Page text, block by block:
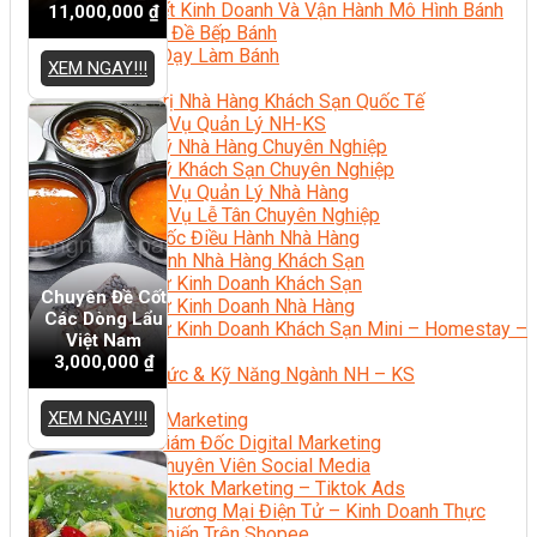
Bí Quyết Kinh Doanh Và Vận Hành Mô Hình Bánh
Chuyên Đề Bếp Bánh
Video Dạy Làm Bánh
Quản Trị NHKS
Quản Trị Nhà Hàng Khách Sạn Quốc Tế
Nghiệp Vụ Quản Lý NH-KS
Quản Lý Nhà Hàng Chuyên Nghiệp
Quản Lý Khách Sạn Chuyên Nghiệp
Nghiệp Vụ Quản Lý Nhà Hàng
Nghiệp Vụ Lễ Tân Chuyên Nghiệp
Giám Đốc Điều Hành Nhà Hàng
Tiếng Anh Nhà Hàng Khách Sạn
Khởi Sự Kinh Doanh Khách Sạn
Khởi Sự Kinh Doanh Nhà Hàng
Khởi Sự Kinh Doanh Khách Sạn Mini – Homestay –
AirBnB
Kiến Thức & Kỹ Năng Ngành NH – KS
Marketing
Digital Marketing
Giám Đốc Digital Marketing
Chuyên Viên Social Media
Tiktok Marketing – Tiktok Ads
Thương Mại Điện Tử – Kinh Doanh Thực
11,000,000 ₫
XEM NGAY!!!
Chuyên Đề Cốt
Các Dòng Lẩu
Việt Nam
3,000,000 ₫
XEM NGAY!!!